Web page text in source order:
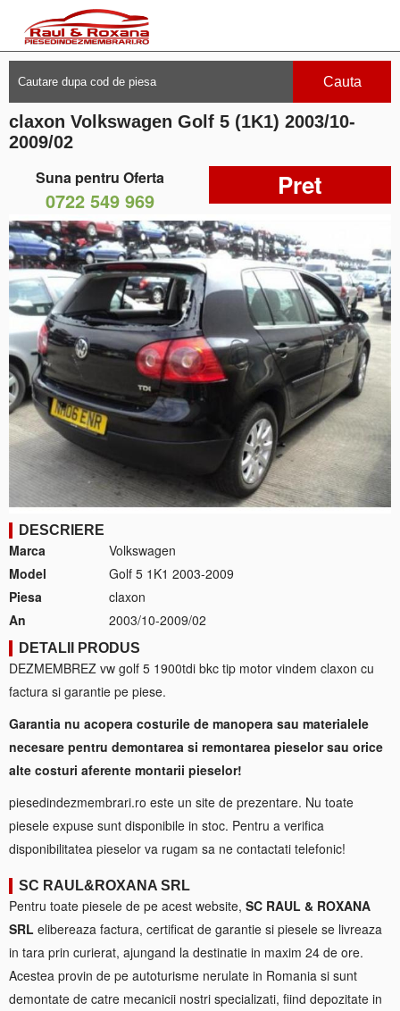
Cauta
claxon Volkswagen Golf 5 (1K1) 2003/10-
2009/02
Suna pentru Oferta
0722 549 969 Pret
DESCRIERE
Marca
Volkswagen
Model
Golf 5 1K1 2003-2009
Piesa
claxon
An
2003/10-2009/02
DETALII PRODUS
DEZMEMBREZ vw golf 5 1900tdi bkc tip motor vindem claxon cu
factura si garantie pe piese.
Garantia nu acopera costurile de manopera sau materialele
necesare pentru demontarea si remontarea pieselor sau orice
alte costuri aferente montarii pieselor!
piesedindezmembrari.ro este un site de prezentare. Nu toate
piesele expuse sunt disponibile in stoc. Pentru a verifica
disponibilitatea pieselor va rugam sa ne contactati telefonic!
SC RAUL&ROXANA SRL
Pentru toate piesele de pe acest website, SC RAUL & ROXANA
SRL elibereaza factura, certificat de garantie si piesele se livreaza
in tara prin curierat, ajungand la destinatie in maxim 24 de ore.
Acestea provin de pe autoturisme nerulate in Romania si sunt
demontate de catre mecanicii nostri specializati, fiind depozitate in